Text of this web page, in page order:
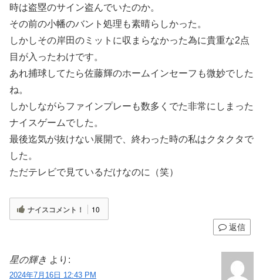
時は盗塁のサイン盗んでいたのか。
その前の小幡のバント処理も素晴らしかった。
しかしその岸田のミットに収まらなかった為に貴重な2点
目が入ったわけです。
あれ捕球してたら佐藤輝のホームインセーフも微妙でした
ね。
しかしながらファインプレーも数多くでた非常にしまった
ナイスゲームでした。
最後迄気が抜けない展開で、終わった時の私はクタクタで
した。
ただテレビで見ているだけなのに（笑）
ナイスコメント！ 10
返信
星の輝き より:
2024年7月16日 12:43 PM